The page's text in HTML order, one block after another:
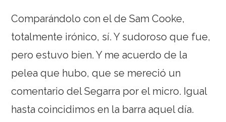
Comparándolo con el de Sam Cooke,
totalmente irónico, sí. Y sudoroso que fue,
pero estuvo bien. Y me acuerdo de la
pelea que hubo, que se mereció un
comentario del Segarra por el micro. Igual
hasta coincidimos en la barra aquel día.